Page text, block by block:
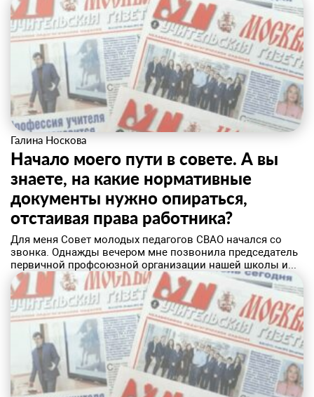
Галина Носкова
Начало моего пути в совете. А вы
знаете, на какие нормативные
документы нужно опираться,
отстаивая права работника?
​Для меня Совет молодых педагогов СВАО начался со
звонка. Однажды вечером мне позвонила председатель
первичной профсоюзной организации нашей школы и...